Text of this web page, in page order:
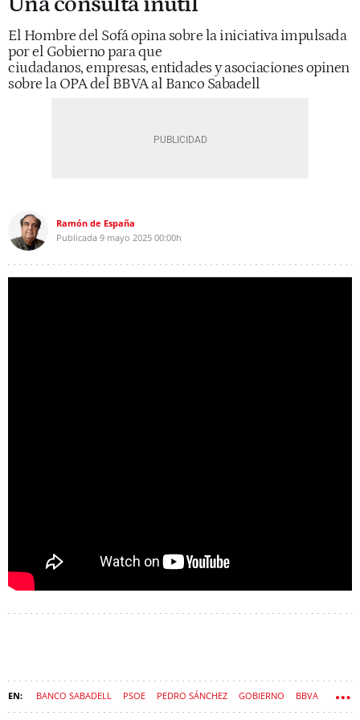
El Hombre del Sofá opina sobre la iniciativa impulsada
por el Gobierno para que
ciudadanos, empresas, entidades y asociaciones opinen
sobre la OPA del BBVA al Banco Sabadell
Ramón de España
Publicada 9 mayo 2025 00:00h
BANCO SABADELL PSOE PEDRO SÁNCHEZ GOBIERNO BBVA